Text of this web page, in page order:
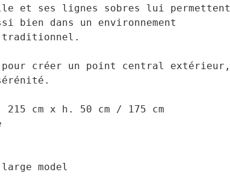
et ses lignes sobres lui permettent
bien dans un environnement
traditionnel.
pour créer un point central extérieur,
215 cm x h. 50 cm / 175 cm
model